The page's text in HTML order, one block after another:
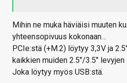
Mihin ne muka häviäisi muuten
yhteensopivuus kokonaan…
PCIe:stä (+M.2) löytyy 3,3V ja
kaikkien muiden 2.5"/3.5" levyjen
Joka löytyy myös USB:stä.